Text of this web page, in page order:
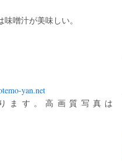
噌汁が美味しい。
yan.net
ます。高画質写真は